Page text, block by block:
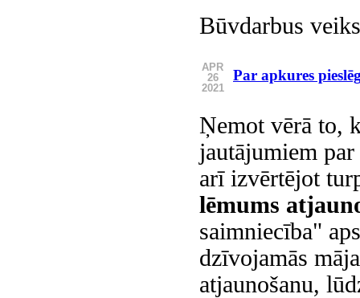
Būvdarbus
APR
26
2021
Par apkures
Ņemot vērā to,
jautājumiem
arī izvērtējot
lēmums
saimniecība"
dzīvojamās
atjaunošanu,